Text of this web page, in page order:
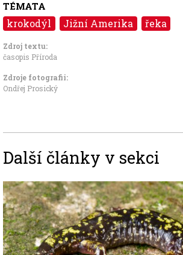
TÉMATA
krokodýl Jižní Amerika řeka
Zdroj textu:
časopis Příroda
Zdroje fotografii:
Ondřej Prosický
Další články v sekci
Image